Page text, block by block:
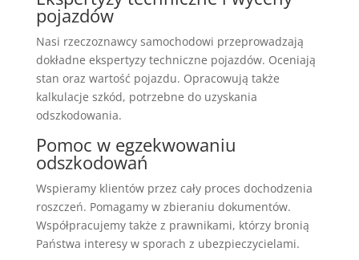
pojazdów
Nasi rzeczoznawcy samochodowi przeprowadzają
dokładne ekspertyzy techniczne pojazdów. Oceniają
stan oraz wartość pojazdu. Opracowują także
kalkulacje szkód, potrzebne do uzyskania
odszkodowania.
Pomoc w egzekwowaniu
odszkodowań
Wspieramy klientów przez cały proces dochodzenia
roszczeń. Pomagamy w zbieraniu dokumentów.
Współpracujemy także z prawnikami, którzy bronią
Państwa interesy w sporach z ubezpieczycielami.